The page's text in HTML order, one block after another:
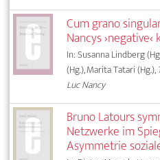
Cum grano
Nancys ›negative‹
In: Susanna Lindberg
(Hg.), Marita Tatari (Hg.),
Luc Nancy
Bruno Latours
Netzwerke im
Asymmetrie